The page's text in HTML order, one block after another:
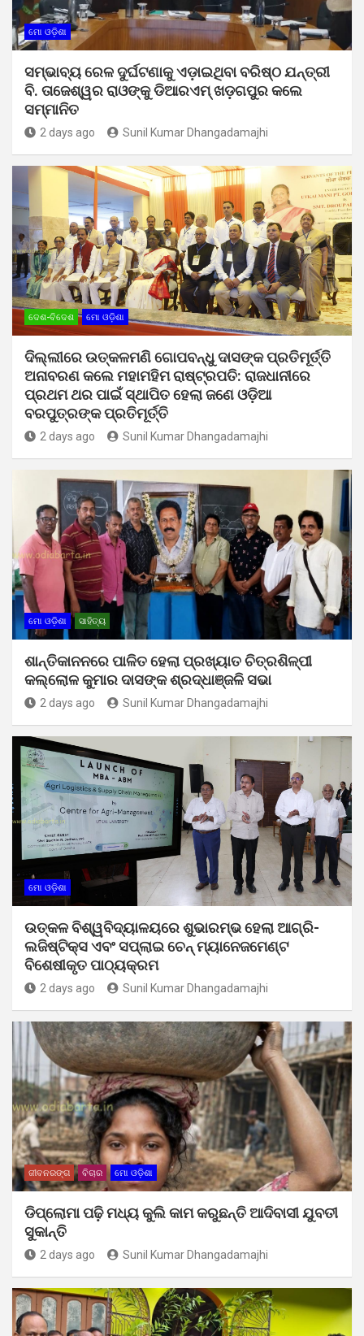
ମୋ ଓଡ଼ିଶା
ସମ୍ଭାବ୍ୟ ରେଳ ଦୁର୍ଘଟଣାକୁ ଏଡ଼ାଇଥିବା ବରିଷ୍ଠ ଯନ୍ତ୍ରୀ
ବି. ତାଜେଶ୍ୱର ରାଓଙ୍କୁ ଡିଆରଏମ୍ ଖଡ଼ଗପୁର କଲେ
ସମ୍ମାନିତ
2 days ago Sunil Kumar Dhangadamajhi
ଦେଶ-ବିଦେଶ ମୋ ଓଡ଼ିଶା
ଦିଲ୍ଲୀରେ ଉତ୍କଳମଣି ଗୋପବନ୍ଧୁ ଦାସଙ୍କ ପ୍ରତିମୂର୍ତ୍ତି
ଅନାବରଣ କଲେ ମହାମହିମ ରାଷ୍ଟ୍ରପତି: ରାଜଧାନୀରେ
ପ୍ରଥମ ଥର ପାଇଁ ସ୍ଥାପିତ ହେଲା ଜଣେ ଓଡ଼ିଆ
ବରପୁତ୍ରଙ୍କ ପ୍ରତିମୂର୍ତ୍ତି
2 days ago Sunil Kumar Dhangadamajhi
ମୋ ଓଡ଼ିଶା ସାହିତ୍ୟ
ଶାନ୍ତିକାନନରେ ପାଳିତ ହେଲା ପ୍ରଖ୍ୟାତ ଚିତ୍ରଶିଳ୍ପୀ
କଲ୍ଲୋଳ କୁମାର ଦାସଙ୍କ ଶ୍ରଦ୍ଧାଞ୍ଜଳି ସଭା
2 days ago Sunil Kumar Dhangadamajhi
ମୋ ଓଡ଼ିଶା
ଉତ୍କଳ ବିଶ୍ୱବିଦ୍ୟାଳୟରେ ଶୁଭାରମ୍ଭ ହେଲା ଆଗ୍ରି-
ଲଜିଷ୍ଟିକ୍ସ ଏବଂ ସପ୍ଲାଇ ଚେନ୍ ମ୍ୟାନେଜମେଣ୍ଟ
ବିଶେଷୀକୃତ ପାଠ୍ୟକ୍ରମ
2 days ago Sunil Kumar Dhangadamajhi
ଜୀବନରଙ୍ଗ ବିଚାର ମୋ ଓଡ଼ିଶା
ଡିପ୍ଲୋମା ପଢ଼ି ମଧ୍ୟ କୁଲି କାମ କରୁଛନ୍ତି ଆଦିବାସୀ ଯୁବତୀ
ସୁକାନ୍ତି
2 days ago Sunil Kumar Dhangadamajhi